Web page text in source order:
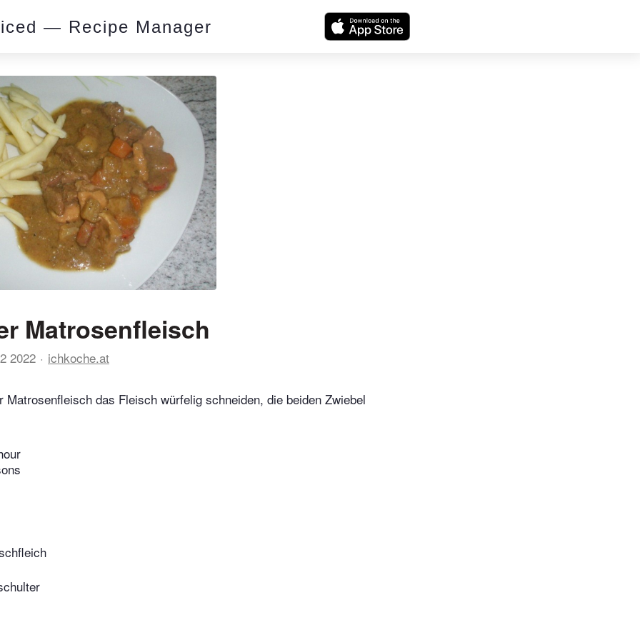
— Recipe Manager
Matrosenfleisch
2022 ichkoche.at
Matrosenfleisch das Fleisch würfelig schneiden, die beiden Zwiebel